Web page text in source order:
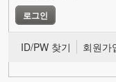
ID/PW 찾기 회원가